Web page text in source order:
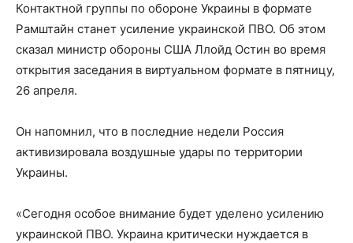
Контактной группы по обороне Украины в формате
Рамштайн станет усиление украинской ПВО. Об этом
сказал министр обороны США Ллойд Остин во время
открытия заседания в виртуальном формате в пятницу,
26 апреля.
Он напомнил, что в последние недели Россия
активизировала воздушные удары по территории
Украины.
«Сегодня особое внимание будет уделено усилению
украинской ПВО. Украина критически нуждается в